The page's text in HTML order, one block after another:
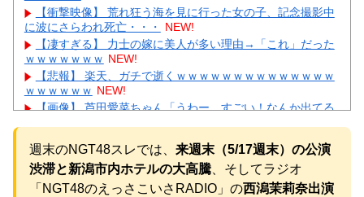
【衝撃映像】 荒れ狂う海を見に行った女の子、記念撮影中
に波にさらわれ死亡・・・
NEW!
【凄すぎる】 力士の嫁に美人が多い理由→「これ」だった
ｗｗｗｗｗｗｗ NEW!
【悲報】 楽天、ガチで逝くｗｗｗｗｗｗｗｗｗｗｗｗｗｗ
ｗｗｗｗｗｗ NEW!
【画像】 芦田愛菜ちゃん「うわー、すごい！なんか出てる
ｗｗｗｗｗｗｗｗｗｗｗｗｗｗｗｗ NEW!
【物議】板倉滉”年収7億円”報道にガル民騒然→トピ乱立に
「もういい」の声もｗｗｗ NEW!
週末のNGT48スレでは、 来週末（5/17週末）の公演
渋滞と新潟市内ホテルの大高騰 、そしてラジオ
「NGT48のえっさこいさRADIO」の西潟茉莉奈出演